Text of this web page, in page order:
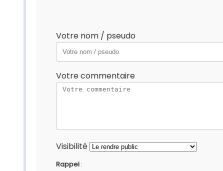
Votre nom / pseudo
Votre commentaire
Visibilité
Rappel :